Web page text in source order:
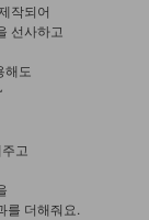
작되어
선사하고
해도
고
를 더해줘요.